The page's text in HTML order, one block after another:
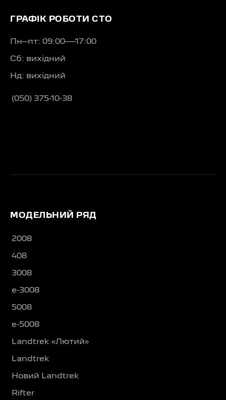
ГРАФІК РОБОТИ СТО
Пн–пт: 09:00—17:00
Сб: вихідний
Нд: вихідний
(050) 375-10-38
МОДЕЛЬНИЙ РЯД
2008
408
3008
e-3008
5008
e-5008
Landtrek «Лютий»
Landtrek
Новий Landtrek
Rifter